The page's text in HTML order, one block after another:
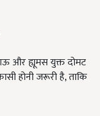
और ह्यूमस युक्त दोमट
होनी जरूरी है, ताकि